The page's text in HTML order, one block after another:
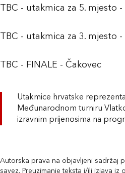
TBC - utakmica za 5. mjesto
TBC - utakmica za 3. mjesto
TBC - FINALE - Čakovec
Utakmice hrvatske
Međunarodnom turniru
izravnim prijenosima na
Autorska prava na objavljeni sadržaj
savez. Preuzimanje teksta i/ili izjava